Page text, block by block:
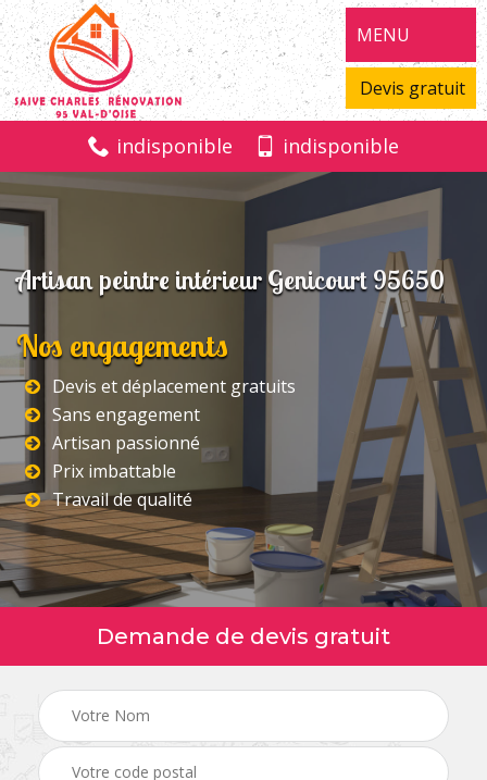
MENU
Devis gratuit
indisponible indisponible
Artisan peintre intérieur Genicourt 95650
Nos engagements
Devis et déplacement gratuits
Sans engagement
Artisan passionné
Prix imbattable
Travail de qualité
Demande de devis gratuit